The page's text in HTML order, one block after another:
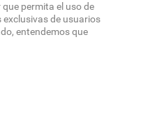
permita el uso de
de usuarios
entendemos que